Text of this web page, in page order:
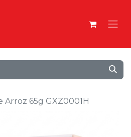
Arroz 65g GXZ0001H